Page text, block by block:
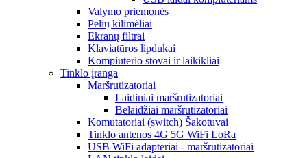
Valymo priemonės
Pelių kilimėliai
Ekranų filtrai
Klaviatūros lipdukai
Kompiuterio stovai ir laikikliai
Tinklo įranga
Maršrutizatoriai
Laidiniai maršrutizatoriai
Belaidžiai maršrutizatoriai
Komutatoriai (switch) Šakotuvai
Tinklo antenos 4G 5G WiFi LoRa
USB WiFi adapteriai - maršrutizatoriai